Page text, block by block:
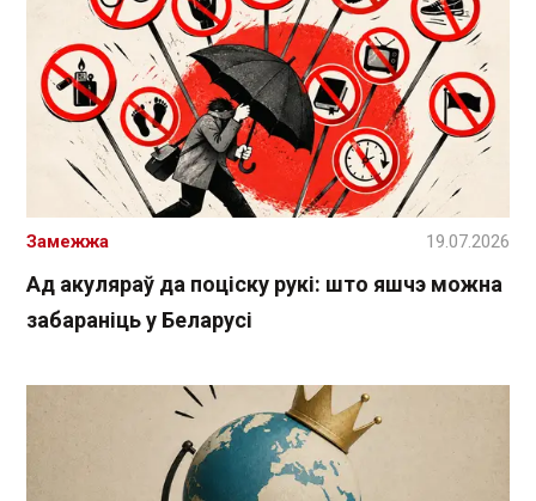
Ад акуляраў да поціску рукі: што яшчэ можна
забараніць у Беларусі
Замежжа 19.07.2026